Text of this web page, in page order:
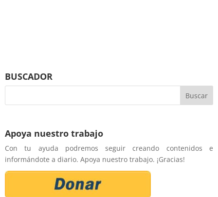
BUSCADOR
Apoya nuestro trabajo
Con tu ayuda podremos seguir creando contenidos e
informándote a diario. Apoya nuestro trabajo. ¡Gracias!